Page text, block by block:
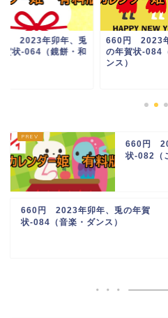
2023年卯年、兎
賀状-064（鏡餅・和
660円 2023
の年賀状-084
ンス）
660円
状-082（
660円 2023年卯年、兎の年賀
状-084（音楽・ダンス）